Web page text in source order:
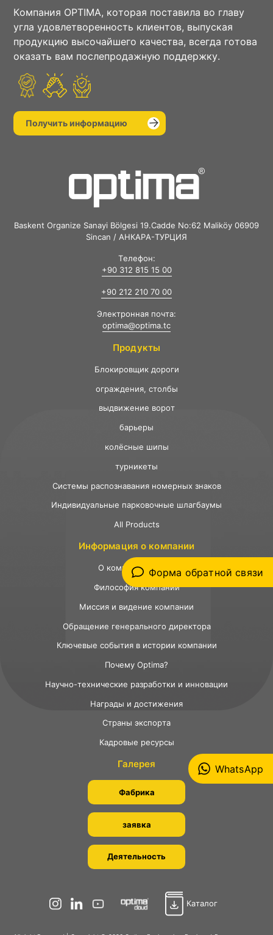
WhatsApp
Форма обратной связи
Компания OPTIMA, которая поставила во главу
угла удовлетворенность клиентов, выпуская
продукцию высочайшего качества, всегда готова
оказать вам послепродажную поддержку.
Получить информацию
Baskent Organize Sanayi Bölgesi 19.Cadde No:62 Maliköy 06909
Sincan / АНКАРА-ТУРЦИЯ
Телефон:
+90 312 815 15 00
+90 212 210 70 00
Электронная почта:
optima@optima.tc
Продукты
Ƃлокировщик дороги
ограждения, столбы
выдвижение ворот
барьеры
колёсные шипы
турникеты
Системы распознавания номерных знаков
Индивидуальные парковочные шлагбаумы
All Products
Информация о компании
О компании Optima
Философия компании
Миссия и видение компании
Обращение генерального директора
Ключевые события в истории компании
Почему Optima?
Научно-технические разработки и инновации
Награды и достижения
Страны экспорта
Кадровые ресурсы
Галерея
Фабрика
заявка
Деятельность
Каталог